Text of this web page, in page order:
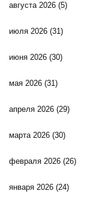
августа 2026 (5)
июля 2026 (31)
июня 2026 (30)
мая 2026 (31)
апреля 2026 (29)
марта 2026 (30)
февраля 2026 (26)
января 2026 (24)